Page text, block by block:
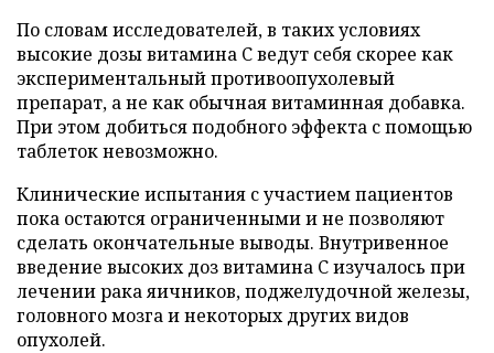
По словам исследователей, в таких условиях
высокие дозы витамина C ведут себя скорее как
экспериментальный противоопухолевый
препарат, а не как обычная витаминная добавка.
При этом добиться подобного эффекта с помощью
таблеток невозможно.
Клинические испытания с участием пациентов
пока остаются ограниченными и не позволяют
сделать окончательные выводы. Внутривенное
введение высоких доз витамина C изучалось при
лечении рака яичников, поджелудочной железы,
головного мозга и некоторых других видов
опухолей.